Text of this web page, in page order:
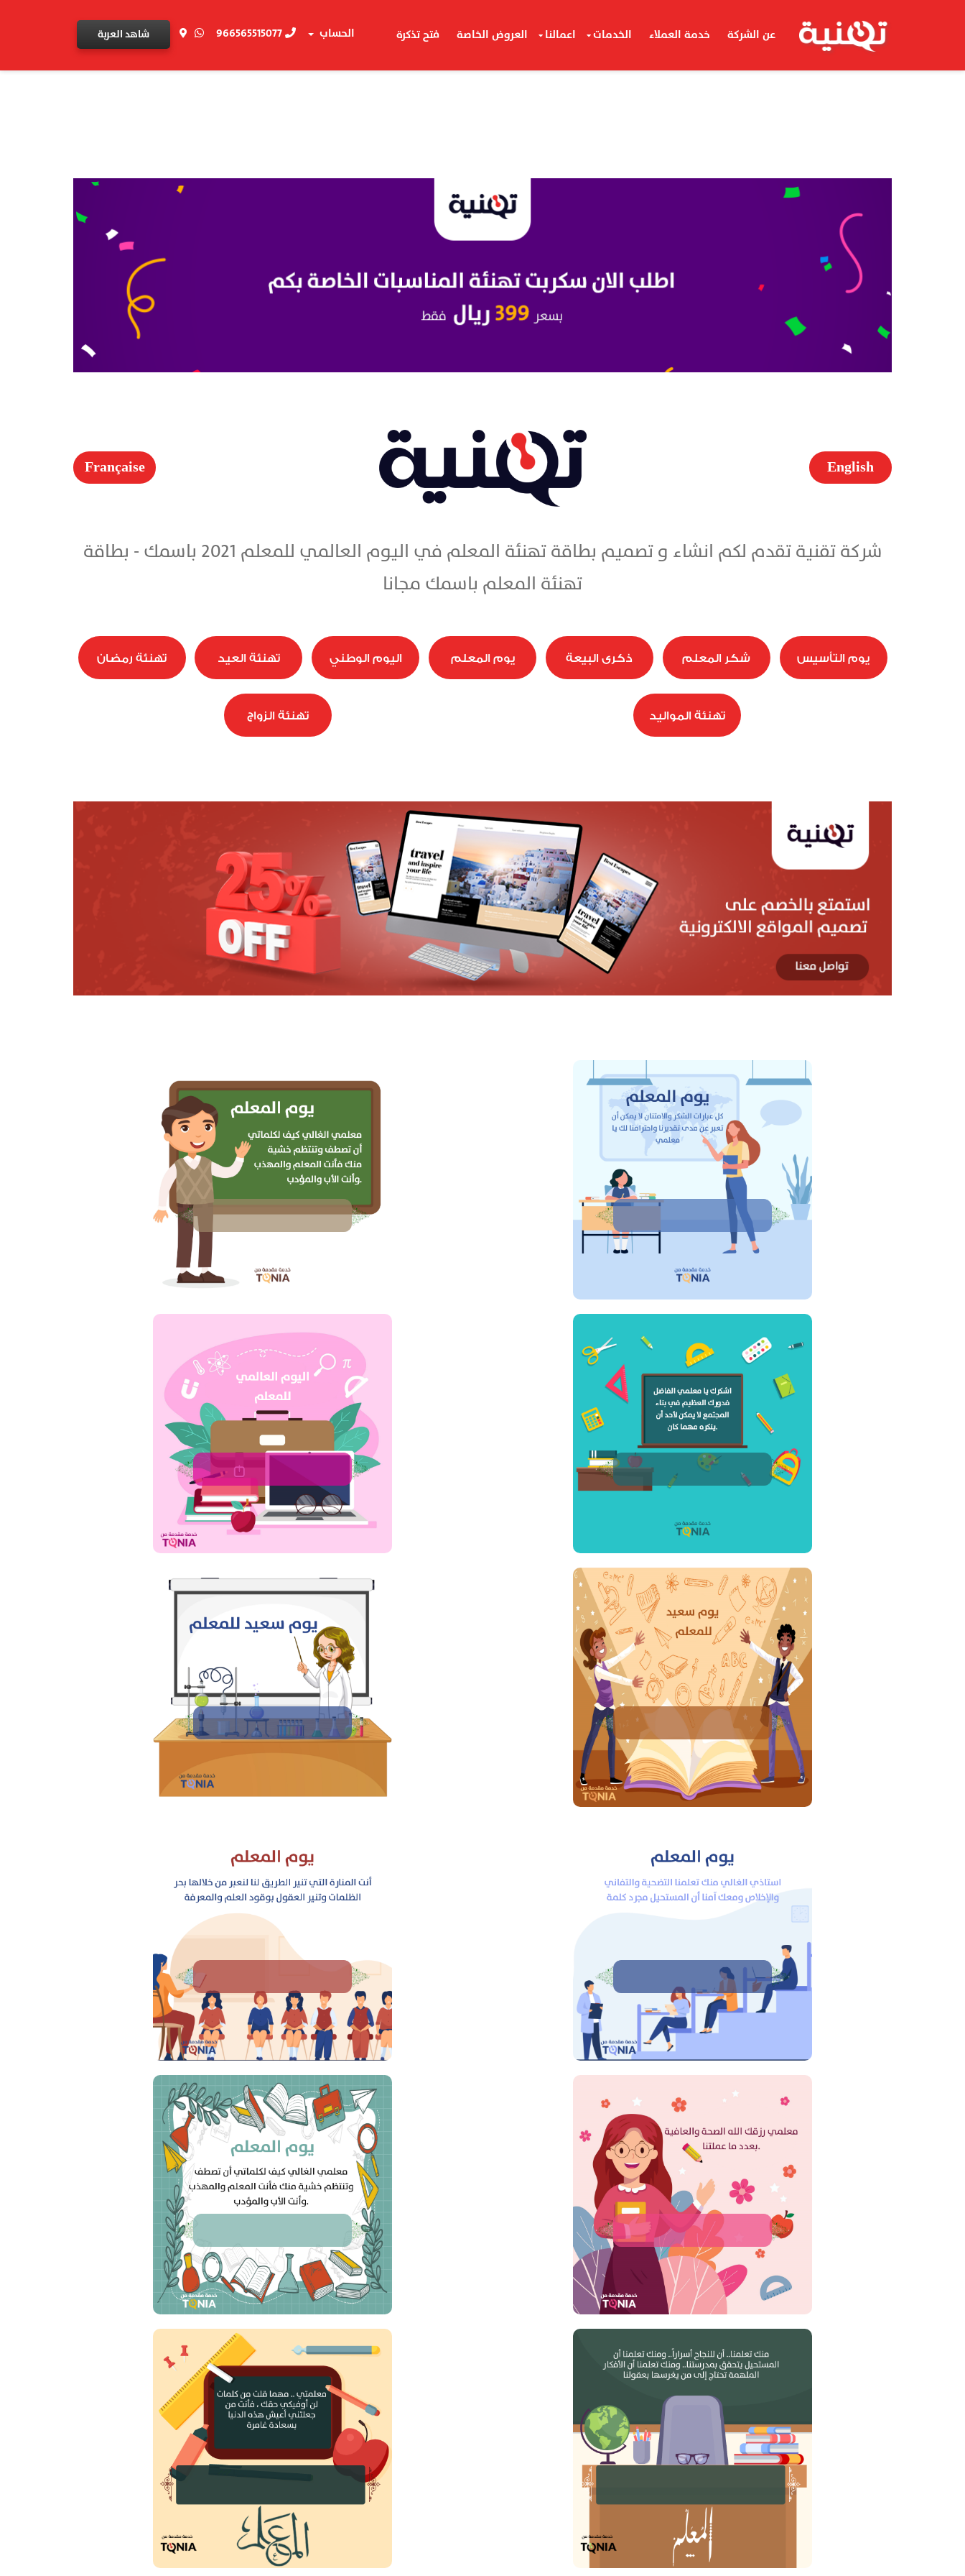
الحساب 966565515077 شاهد العربة عن الشركة خدمة العملاء الخدمات اعمالنا العروض الخاصة فتح تذكرة
English
Française
شركة تقنية تقدم لكم انشاء و تصميم بطاقة تهنئة المعلم في اليوم العالمي للمعلم 2021 باسمك - بطاقة
تهنئة المعلم باسمك مجانا
يوم التأسيس شكر المعلم ذكرى البيعة يوم المعلم اليوم الوطني تهنئة العيد تهنئة رمضان
تهنئة المواليد تهنئة الزواج